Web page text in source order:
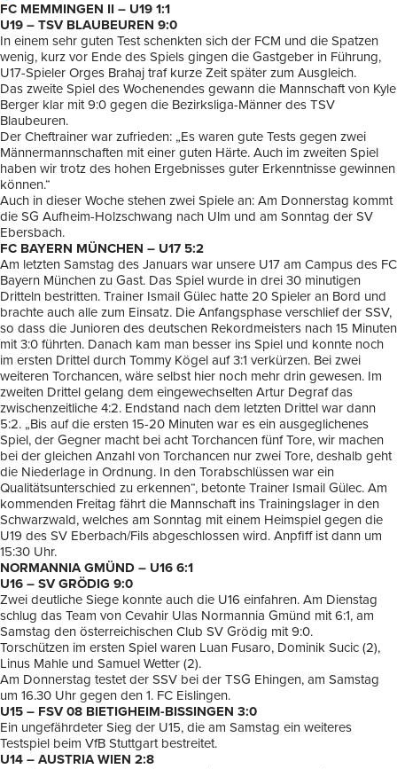
FC MEMMINGEN II – U19 1:1
U19 – TSV BLAUBEUREN 9:0
In einem sehr guten Test schenkten sich der FCM und die Spatzen
wenig, kurz vor Ende des Spiels gingen die Gastgeber in Führung,
U17-Spieler Orges Brahaj traf kurze Zeit später zum Ausgleich.
Das zweite Spiel des Wochenendes gewann die Mannschaft von Kyle
Berger klar mit 9:0 gegen die Bezirksliga-Männer des TSV
Blaubeuren.
Der Cheftrainer war zufrieden: „Es waren gute Tests gegen zwei
Männermannschaften mit einer guten Härte. Auch im zweiten Spiel
haben wir trotz des hohen Ergebnisses guter Erkenntnisse gewinnen
können.“
Auch in dieser Woche stehen zwei Spiele an: Am Donnerstag kommt
die SG Aufheim-Holzschwang nach Ulm und am Sonntag der SV
Ebersbach.
FC BAYERN MÜNCHEN – U17 5:2
Am letzten Samstag des Januars war unsere U17 am Campus des FC
Bayern München zu Gast. Das Spiel wurde in drei 30 minutigen
Dritteln bestritten. Trainer Ismail Gülec hatte 20 Spieler an Bord und
brachte auch alle zum Einsatz. Die Anfangsphase verschlief der SSV,
so dass die Junioren des deutschen Rekordmeisters nach 15 Minuten
mit 3:0 führten. Danach kam man besser ins Spiel und konnte noch
im ersten Drittel durch Tommy Kögel auf 3:1 verkürzen. Bei zwei
weiteren Torchancen, wäre selbst hier noch mehr drin gewesen. Im
zweiten Drittel gelang dem eingewechselten Artur Degraf das
zwischenzeitliche 4:2. Endstand nach dem letzten Drittel war dann
5:2. „Bis auf die ersten 15-20 Minuten war es ein ausgeglichenes
Spiel, der Gegner macht bei acht Torchancen fünf Tore, wir machen
bei der gleichen Anzahl von Torchancen nur zwei Tore, deshalb geht
die Niederlage in Ordnung. In den Torabschlüssen war ein
Qualitätsunterschied zu erkennen“, betonte Trainer Ismail Gülec. Am
kommenden Freitag fährt die Mannschaft ins Trainingslager in den
Schwarzwald, welches am Sonntag mit einem Heimspiel gegen die
U19 des SV Eberbach/Fils abgeschlossen wird. Anpfiff ist dann um
15:30 Uhr.
NORMANNIA GMÜND – U16 6:1
U16 – SV GRÖDIG 9:0
Zwei deutliche Siege konnte auch die U16 einfahren. Am Dienstag
schlug das Team von Cevahir Ulas Normannia Gmünd mit 6:1, am
Samstag den österreichischen Club SV Grödig mit 9:0.
Torschützen im ersten Spiel waren Luan Fusaro, Dominik Sucic (2),
Linus Mahle und Samuel Wetter (2).
Am Donnerstag testet der SSV bei der TSG Ehingen, am Samstag
um 16.30 Uhr gegen den 1. FC Eislingen.
U15 – FSV 08 BIETIGHEIM-BISSINGEN 3:0
Ein ungefährdeter Sieg der U15, die am Samstag ein weiteres
Testspiel beim VfB Stuttgart bestreitet.
U14 – AUSTRIA WIEN 2:8